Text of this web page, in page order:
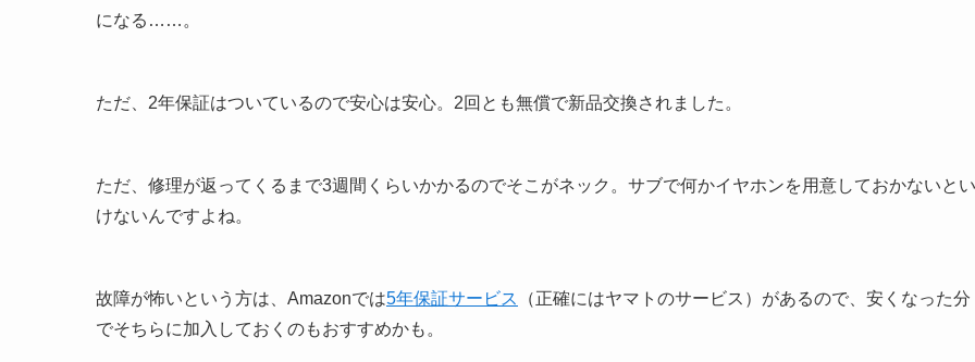
になる……。
ただ、2年保証はついているので安心は安心。2回とも無償で新品交換されました。
ただ、修理が返ってくるまで3週間くらいかかるのでそこがネック。サブで何かイヤホンを用意しておかないとい
けないんですよね。
故障が怖いという方は、Amazonでは5年保証サービス
（正確にはヤマトのサービス）があるので、安くなった分
でそちらに加入しておくのもおすすめかも。